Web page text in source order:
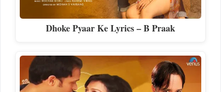
Dhoke Pyaar Ke Lyrics – B Praak